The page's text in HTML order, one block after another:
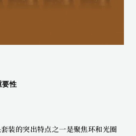
要性
装的突出特点之一是聚焦环和光圈